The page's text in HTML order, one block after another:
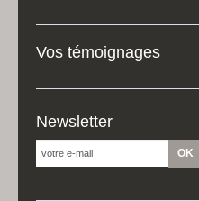
Vos témoignages
Newsletter